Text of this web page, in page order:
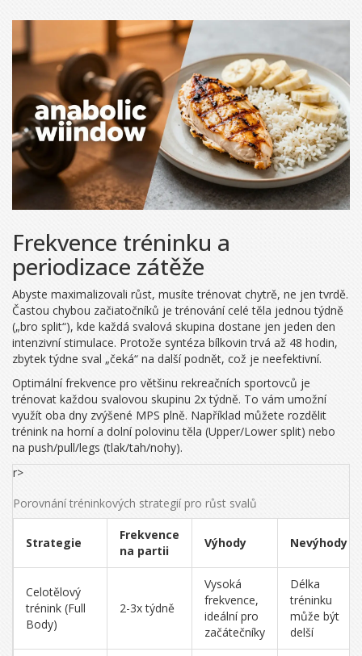
Frekvence tréninku a
periodizace zátěže
Abyste maximalizovali růst, musíte trénovat chytrě, ne jen tvrdě.
Častou chybou začiatočníků je trénování celé těla jednou týdně
(„bro split“), kde každá svalová skupina dostane jen jeden den
intenzivní stimulace. Protože syntéza bílkovin trvá až 48 hodin,
zbytek týdne sval „čeká“ na další podnět, což je neefektivní.
Optimální frekvence pro většinu rekreačních sportovců je
trénovat každou svalovou skupinu 2x týdně. To vám umožní
využít oba dny zvýšené MPS plně. Například můžete rozdělit
trénink na horní a dolní polovinu těla (Upper/Lower split) nebo
na push/pull/legs (tlak/tah/nohy).
r>
Porovnání tréninkových strategií pro růst svalů
Strategie
Frekvence
na partii
Výhody Nevýhody
Celotělový
trénink (Full
Body)
2-3x týdně
Vysoká
frekvence,
ideální pro
začátečníky
Délka
tréninku
může být
delší